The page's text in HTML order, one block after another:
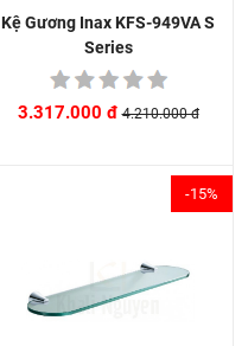
Kệ Gương Inax KFS-949VA S
Series
3.317.000 đ 4.210.000 đ
-15%